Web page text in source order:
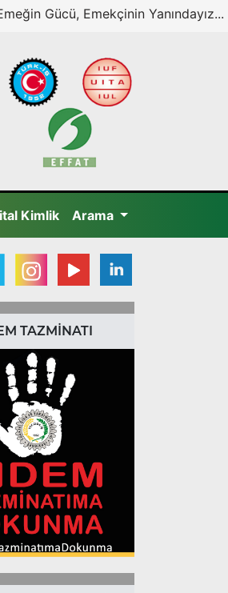
Gücü, Emekçinin Yanındayız...
Kimlik Arama
TAZMİNATI